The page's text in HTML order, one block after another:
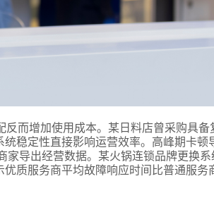
而增加使用成本。某日料店曾采购具备
稳定性直接影响运营效率。高峰期卡顿
导出经营数据。某火锅连锁品牌更换系
质服务商平均故障响应时间比普通服务